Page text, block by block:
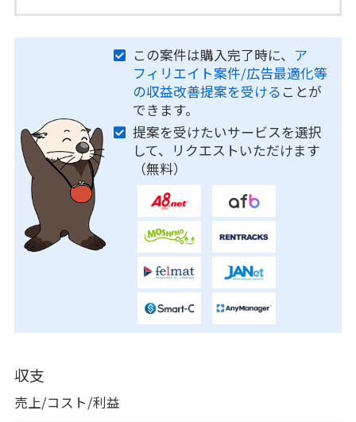
この案件は購入完了時に、 ア
フィリエイト案件/広告最適化等
の収益改善提案を受ける ことが
できます。
提案を受けたいサービスを選択
して、リクエストいただけます
（無料）
収支
売上/コスト/利益